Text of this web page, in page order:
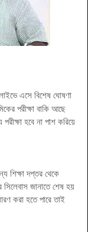
এসে বিশেষ ঘোষণা
পরীক্ষা বাকি আছে
হবে না পাশ করিয়ে
শিক্ষা দপ্তর থেকে
সিলেবাস জানাতে শেষ হয়
করা হতে পারে তাই